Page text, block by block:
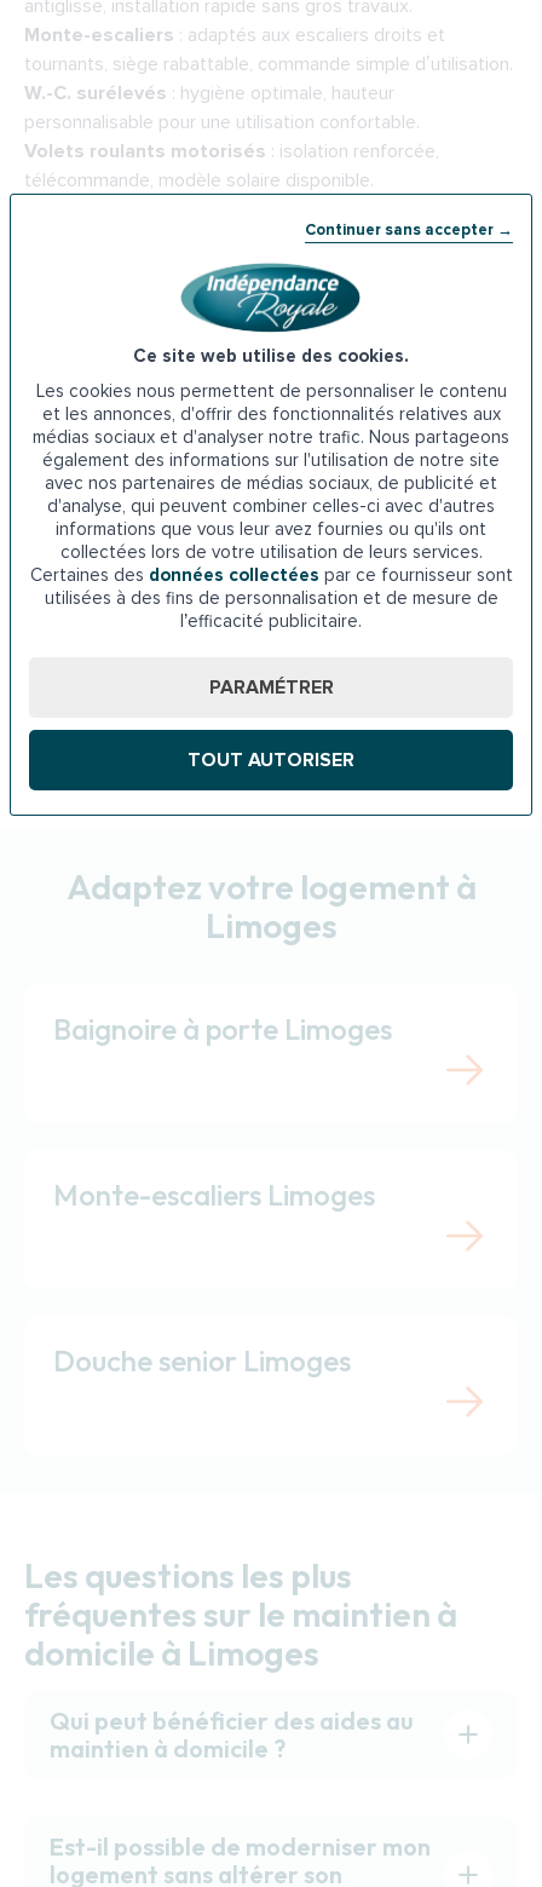
Continuer sans accepter →
Ce site web utilise des cookies.
Les cookies nous permettent de personnaliser le contenu
et les annonces, d'offrir des fonctionnalités relatives aux
médias sociaux et d'analyser notre trafic. Nous partageons
également des informations sur l'utilisation de notre site
avec nos partenaires de médias sociaux, de publicité et
d'analyse, qui peuvent combiner celles-ci avec d'autres
informations que vous leur avez fournies ou qu'ils ont
collectées lors de votre utilisation de leurs services.
Certaines des données collectées par ce fournisseur sont
utilisées à des fins de personnalisation et de mesure de
l’efficacité publicitaire.
PARAMÉTRER
TOUT AUTORISER
antiglisse, installation rapide sans gros travaux.
Monte-escaliers : adaptés aux escaliers droits et
tournants, siège rabattable, commande simple d’utilisation.
W.-C. surélevés : hygiène optimale, hauteur
personnalisable pour une utilisation confortable.
Volets roulants motorisés : isolation renforcée,
télécommande, modèle solaire disponible.
nettoyage facilité, prévention des chutes.
Grâce à ces équipements, vous bénéficiez d’un
accessibleetsécurisé
vivre chez vous en touteindépendance.
💡Astuce: Pour plus de confort, explorez également nos
services associés :
Portage de repas: des menus équilibrés livrés à
domicile chaque jour.
Transport adapté: déplacements personnalisés pour
les seniors.
–Soins infirmiers à domicile: gestion des soins
quotidiens selon vos besoins.
Nos équipes se déplacent dans tous les quartiers de
Isle, Panazol, Feytiat et bien d’autres localités en Haute-
Adaptez votre logement à
Limoges
Baignoire à porte Limoges
Monte-escaliers Limoges
Douche senior Limoges
Les questions les plus
fréquentes sur le maintien à
domicile à Limoges
Qui peut bénéficier des aides au
maintien à domicile ?
Est-il possible de moderniser mon
logement sans altérer son